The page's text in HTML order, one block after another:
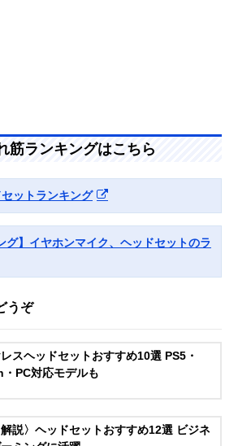
（
Pro
AI適応型ノイズリ
質マイクを搭載
（ソニー）
ヤレスノイズ
オヘッドセッ
ロングバッテリー
&クイック充電対
筋ランキングはこちら
セットランキング
グ】イヤホンマイク、ヘッドセットのラ
うぞ
スヘッドセットおすすめ10選 PS5・
PC対応モデルも
解説〉ヘッドセットおすすめ12選 ビジネ